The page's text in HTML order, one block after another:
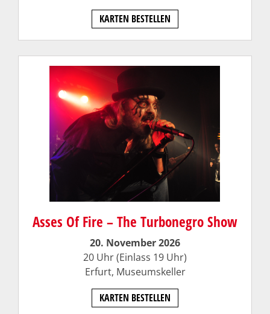
KARTEN BESTELLEN
Asses Of Fire – The Turbonegro Show
20. November 2026
20 Uhr (Einlass 19 Uhr)
Erfurt, Museumskeller
KARTEN BESTELLEN